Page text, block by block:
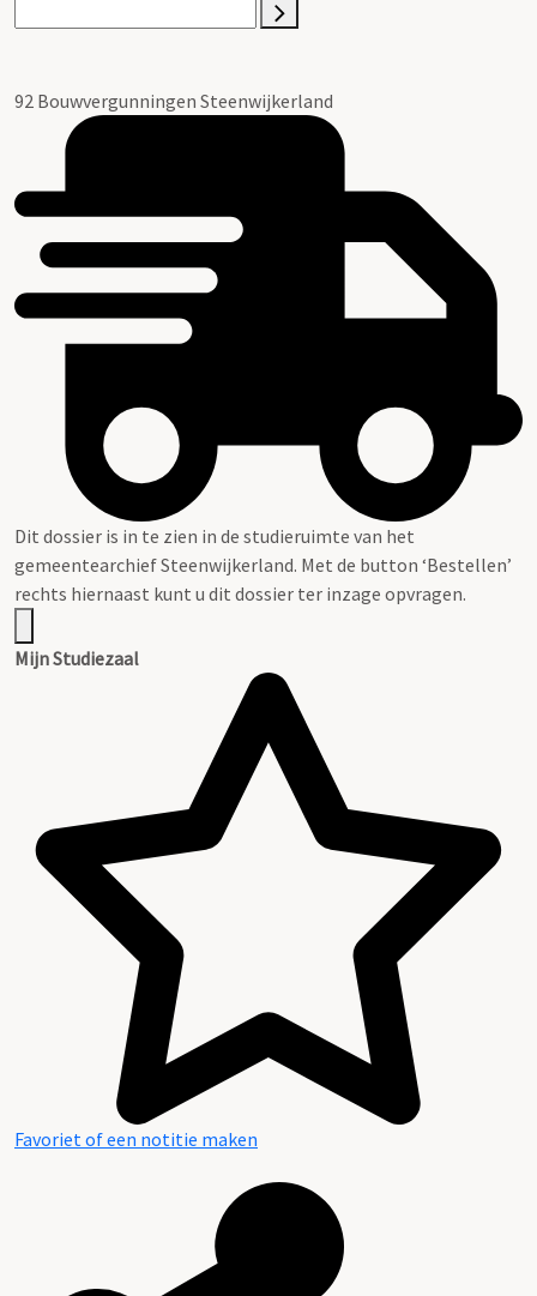
92 Bouwvergunningen Steenwijkerland
Dit dossier is in te zien in de studieruimte van het
gemeentearchief Steenwijkerland. Met de button ‘Bestellen’
rechts hiernaast kunt u dit dossier ter inzage opvragen.
Mijn Studiezaal
Favoriet of een notitie maken